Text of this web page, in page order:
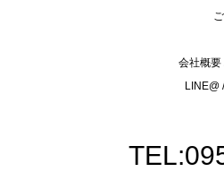
会社概要
LINE@